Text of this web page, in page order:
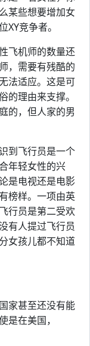
某些想要增加女
竞争者。
飞机师的数量还
，需要有残酷的
法适应。这是可
的理由来支撑。
的，但人家的男
到飞行员是一个
年轻女性的兴
是电视还是电影
榜样。一项由英
行员是第二受欢
有人提过飞行员
女孩儿都不知道
家甚至还没有能
是在美国，